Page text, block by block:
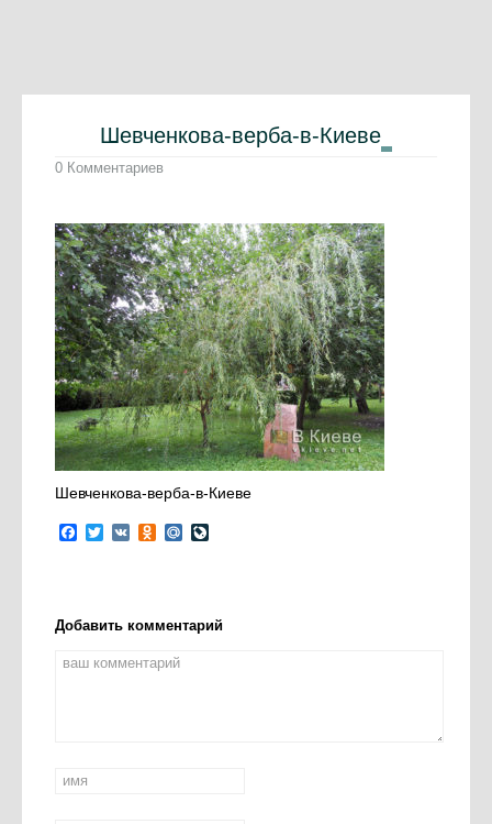
Шевченкова-верба-в-Киеве
0 Комментариев
Шевченкова-верба-в-Киеве
Facebook
Twitter
VK Odnoklassniki
Mail.Ru
Добавить комментарий